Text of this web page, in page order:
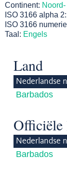
Continent:
ISO 3166 alpha 2:
ISO 3166
Taal: Engels
Land
Nederlandse
Barbados
Officiële
Nederlandse
Barbados